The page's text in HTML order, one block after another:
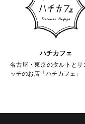
ハチカフェ
名古屋・東京のタルトとサ
ッチのお店「ハチカフェ」